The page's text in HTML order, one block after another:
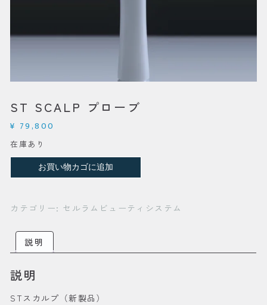
ST SCALP プローブ
¥ 79,800
在庫あり
SCALP
ー
個
お買い物カゴに追加
カテゴリー: セルラムビューティシステム
説明
説明
STスカルプ（新製品）